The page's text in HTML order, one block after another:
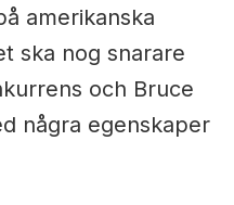
amerikanska
ska nog snarare
och Bruce
några egenskaper